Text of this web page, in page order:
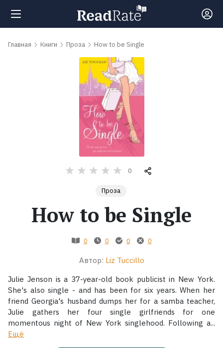
Поиск
Авторы
Экранизации
Коллекции
Главная Книги Проза How to be Single
0
Проза
How to be Single
0 0 0 0
Автор: Liz Tuccillo
Julie Jenson is a 37-year-old book publicist in New York.
She's also single - and has been for six years. When her
friend Georgia's husband dumps her for a samba teacher,
Julie gathers her four single girlfriends for one
momentous night of New York singlehood. Following a...
Ещё